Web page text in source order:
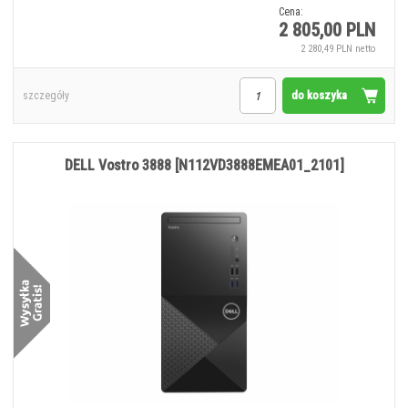
Cena:
2 805,00 PLN
2 280,49 PLN netto
do koszyka
szczegóły
DELL Vostro 3888 [N112VD3888EMEA01_2101]